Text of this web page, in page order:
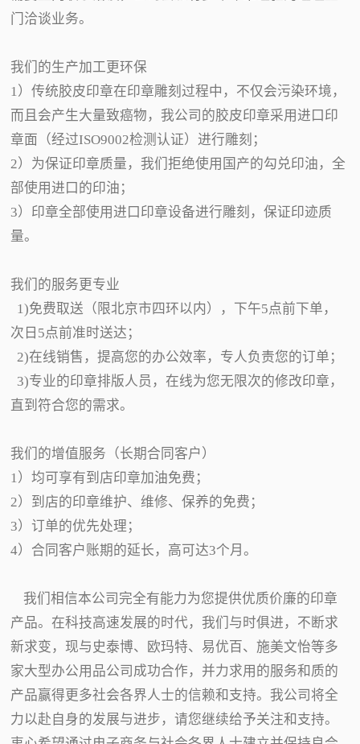
门洽谈业务。
我们的生产加工更环保
1）传统胶皮印章在印章雕刻过程中，不仅会污染环境，
而且会产生大量致癌物，我公司的胶皮印章采用进口印
章面（经过ISO9002检测认证）进行雕刻；
2）为保证印章质量，我们拒绝使用国产的勾兑印油，全
部使用进口的印油；
3）印章全部使用进口印章设备进行雕刻，保证印迹质
量。
我们的服务更专业
1)免费取送（限北京市四环以内），下午5点前下单，
次日5点前准时送达；
2)在线销售，提高您的办公效率，专人负责您的订单；
3)专业的印章排版人员，在线为您无限次的修改印章，
直到符合您的需求。
我们的增值服务（长期合同客户）
1）均可享有到店印章加油免费；
2）到店的印章维护、维修、保养的免费；
3）订单的优先处理；
4）合同客户账期的延长，高可达3个月。
我们相信本公司完全有能力为您提供优质价廉的印章
产品。在科技高速发展的时代，我们与时俱进，不断求
新求变，现与史泰博、欧玛特、易优百、施美文怡等多
家大型办公用品公司成功合作，并力求用的服务和质的
产品赢得更多社会各界人士的信赖和支持。我公司将全
力以赴自身的发展与进步，请您继续给予关注和支持。